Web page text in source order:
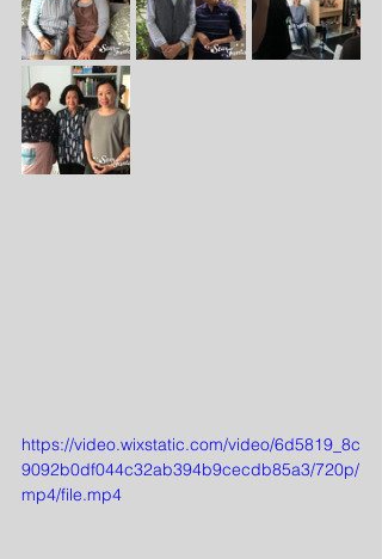
https://video.wixstatic.com/video/6d5819_8c
9092b0df044c32ab394b9cecdb85a3/720p/
mp4/file.mp4